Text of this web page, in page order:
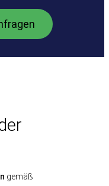
gemäß